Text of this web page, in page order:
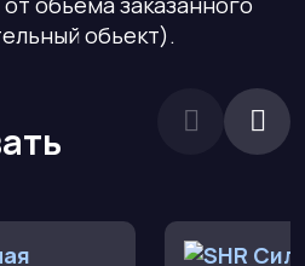
обьект).